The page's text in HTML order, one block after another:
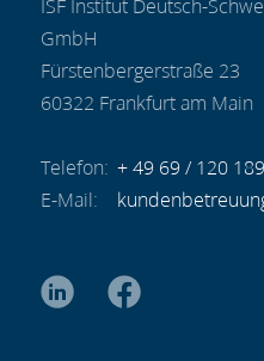
ISF Institut Deutsch-
GmbH
Fürstenbergerstraße 23
60322 Frankfurt am Main
+ 49 69 / 120